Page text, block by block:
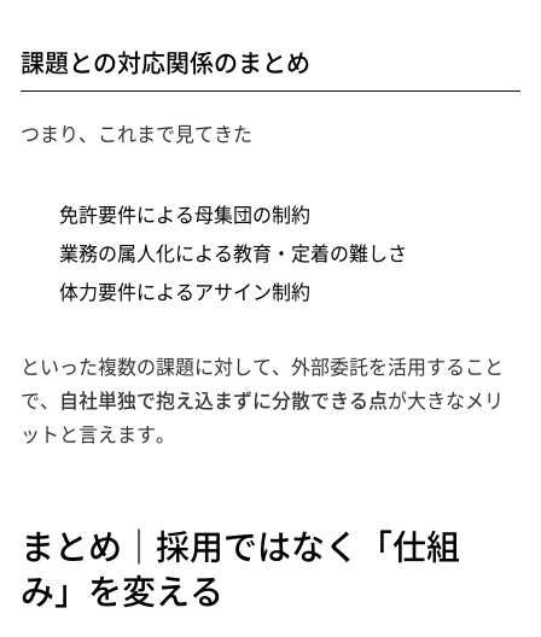
課題との対応関係のまとめ
つまり、これまで見てきた
免許要件による母集団の制約
業務の属人化による教育・定着の難しさ
体力要件によるアサイン制約
といった複数の課題に対して、外部委託を活用すること
で、 自社単独で抱え込まずに分散できる点が大きなメリ
ットと言えます。
まとめ｜採用ではなく「仕組
み」を変える